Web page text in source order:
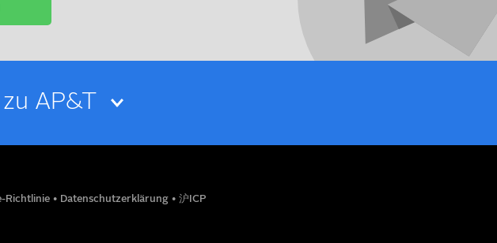
AP&T
Richtlinie • Datenschutzerklärung •沪ICP